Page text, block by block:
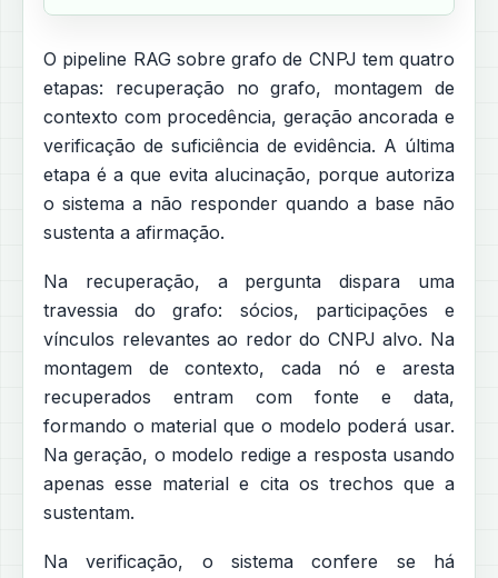
O pipeline RAG sobre grafo de CNPJ tem quatro
etapas: recuperação no grafo, montagem de
contexto com procedência, geração ancorada e
verificação de suficiência de evidência. A última
etapa é a que evita alucinação, porque autoriza
o sistema a não responder quando a base não
sustenta a afirmação.
Na recuperação, a pergunta dispara uma
travessia do grafo: sócios, participações e
vínculos relevantes ao redor do CNPJ alvo. Na
montagem de contexto, cada nó e aresta
recuperados entram com fonte e data,
formando o material que o modelo poderá usar.
Na geração, o modelo redige a resposta usando
apenas esse material e cita os trechos que a
sustentam.
Na verificação, o sistema confere se há